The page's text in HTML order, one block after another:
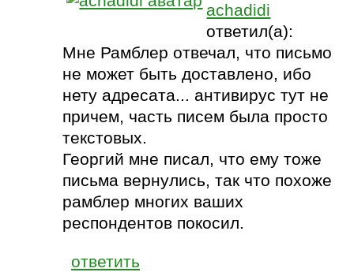
achadidi
ответил(а):
Мне Рамблер отвечал, что письмо
не может быть доставлено, ибо
нету адресата... антивирус тут не
причем, часть писем была просто
текстовых.
Георгий мне писал, что ему тоже
письма вернулись, так что похоже
рамблер многих ваших
респондентов покосил.
ответить